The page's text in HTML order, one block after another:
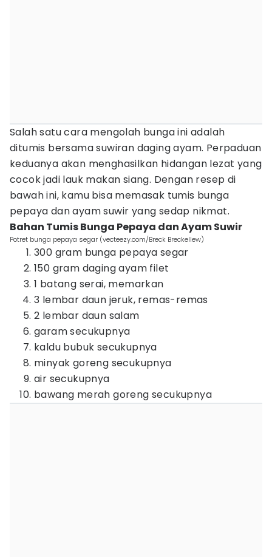
Salah satu cara mengolah bunga ini adalah
ditumis bersama suwiran daging ayam. Perpaduan
keduanya akan menghasilkan hidangan lezat yang
cocok jadi lauk makan siang. Dengan resep di
bawah ini, kamu bisa memasak tumis bunga
pepaya dan ayam suwir yang sedap nikmat.
Bahan Tumis Bunga Pepaya dan Ayam Suwir
Potret bunga pepaya segar (vecteezy.com/Breck Breckellew)
300 gram bunga pepaya segar
150 gram daging ayam filet
1 batang serai, memarkan
3 lembar daun jeruk, remas-remas
2 lembar daun salam
garam secukupnya
kaldu bubuk secukupnya
minyak goreng secukupnya
air secukupnya
bawang merah goreng secukupnya